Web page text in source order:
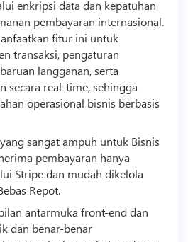
enkripsi data dan kepatuhan
pembayaran internasional.
fitur ini untuk
transaksi, pengaturan
langganan, serta
secara real-time, sehingga
operasional bisnis berbasis
sangat ampuh untuk Bisnis
pembayaran hanya
Stripe dan mudah dikelola
Repot.
antarmuka front-end dan
dan benar-benar